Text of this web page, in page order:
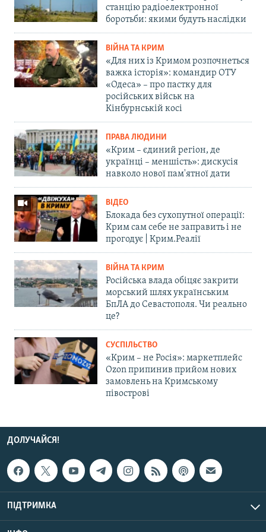
станцію радіоелектронної
боротьби: якими будуть наслідки
ВІЙНА ТА КРИМ
«Для них із Кримом розпочнеться
важка історія»: командир ОТУ
«Одеса» – про пастку для
російських військ на
Кінбурнській косі
ПРАВА ЛЮДИНИ
«Крим – єдиний регіон, де
українці – меншість»: дискусія
навколо нової пам'ятної дати
ВІДЕО
Блокада без сухопутної операції:
Крим сам себе не заправить і не
прогодує | Крим.Реалії
ВІЙНА ТА КРИМ
Російська влада обіцяє закрити
морський шлях українським
БпЛА до Севастополя. Чи реально
це?
СУСПІЛЬСТВО
«Крим – не Росія»: маркетплейс
Ozon припинив прийом нових
замовлень на Кримському
півострові
ДОЛУЧАЙСЯ!
ПІДТРИМКА